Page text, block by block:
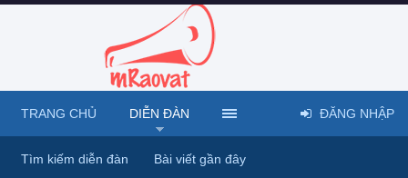
TRANG CHỦ DIỄN ĐÀN
Tìm kiếm diễn đàn Bài viết gần đây
ĐĂNG NHẬP